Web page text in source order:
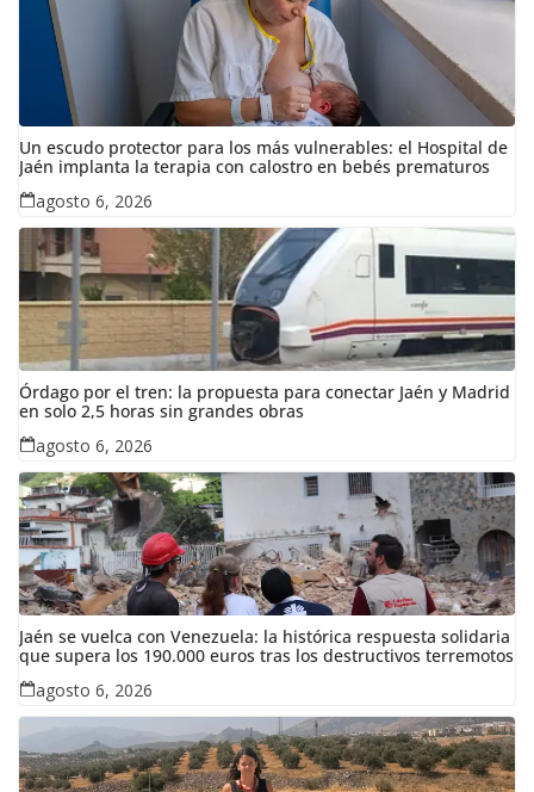
Un escudo protector para los más vulnerables: el Hospital de
Jaén implanta la terapia con calostro en bebés prematuros
agosto 6, 2026
Órdago por el tren: la propuesta para conectar Jaén y Madrid
en solo 2,5 horas sin grandes obras
agosto 6, 2026
Jaén se vuelca con Venezuela: la histórica respuesta solidaria
que supera los 190.000 euros tras los destructivos terremotos
agosto 6, 2026